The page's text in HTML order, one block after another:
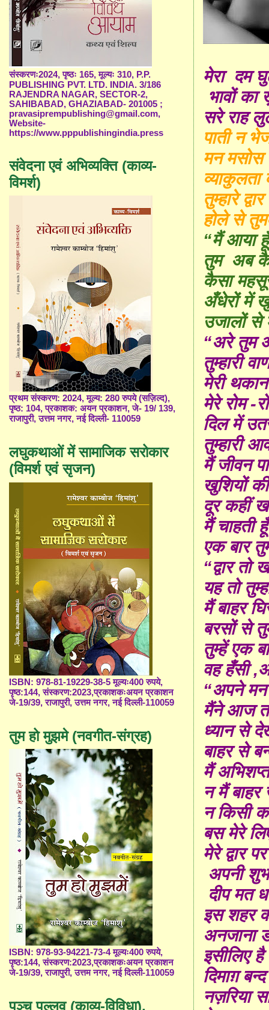
मेरा दम
भावों का
सरे राह
पाती न
मन मसोस
व्याकुलता
तुम्हारे
होले से
“मैं आया
तुम अब
कैसा
अँधेरों में
उजालों से
“अरे तुम
तुम्हारी
मेरी
मेरे रोम -
दिल में
तुम्हारी
मैं जीवन
खुशियों की
दूर कहीं
मैं चाहती
एक बार
“द्वार
यह तो
मैं बाहर
बरसों से
तुम्हें एक
वह हँसी,
“अपने मन
मैंने आज
ध्यान से
बाहर से
मैं
न मैं
न किसी
बस मेरे
मेरे द्वार
अपनी
दीप मत
इस शहर
अनजाना
इसीलिए है
दिमाग़
नज़रिया
संस्करणः2024, पृष्ठः 165, मूल्यः 310, P.P.
PUBLISHING PVT. LTD. INDIA. 3/186
RAJENDRA NAGAR, SECTOR-2,
SAHIBABAD, GHAZIABAD- 201005 ;
pravasiprempublishing@gmail.com,
Website-
https://www.pppublishingindia.press
संवेदना एवं अभिव्यक्ति (काव्य-
विमर्श)
प्रथम संस्करण: 2024, मूल्य: 280 रुपये (सज़िल्द),
पृष्ठ: 104, प्रकाशक: अयन प्रकाशन, जे- 19/ 139,
राजापुरी, उत्तम नगर, नई दिल्ली- 110059
लघुकथाओं में सामाजिक सरोकार
(विमर्श एवं सृजन)
ISBN: 978-81-19229-38-5 मूल्यः400 रुपये,
पृष्ठ:144, संस्करण:2023,प्रकाशकःअयन प्रकाशन
जे-19/39, राजापुरी, उत्तम नगर, नई दिल्ली-110059
तुम हो मुझमे (नवगीत-संग्रह)
ISBN: 978-93-94221-73-4 मूल्यः400 रुपये,
पृष्ठ:144, संस्करण:2023,प्रकाशकःअयन प्रकाशन
जे-19/39, राजापुरी, उत्तम नगर, नई दिल्ली-110059
पञ्च पल्लव (काव्य-विविधा),